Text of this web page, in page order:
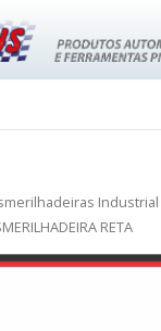
Industrial
RETA